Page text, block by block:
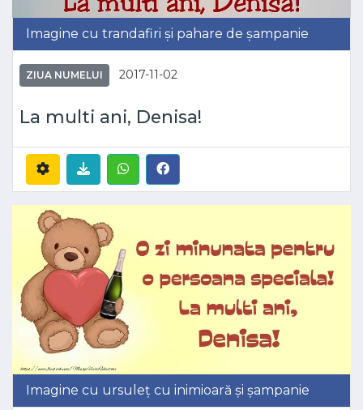
Imagine cu trandafiri și pahare de șampanie
ZIUA NUMELUI 2017-11-02
La multi ani, Denisa!
Imagine cu ursuleț cu inimioară și șampanie